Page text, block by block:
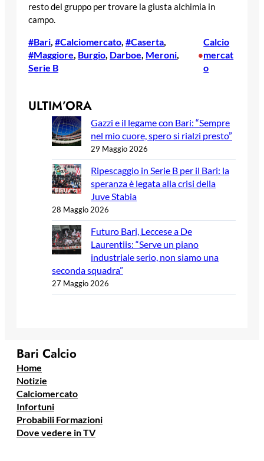
resto del gruppo per trovare la giusta alchimia in
campo.
#Bari #Calciomercato #Caserta
#Maggiore Burgio Darboe Meroni
Serie B
•
Calcio
mercat
o
ULTIM’ORA
Gazzi e il legame con Bari: “Sempre
nel mio cuore, spero si rialzi presto”
29 Maggio 2026
Ripescaggio in Serie B per il Bari: la
speranza è legata alla crisi della
Juve Stabia
28 Maggio 2026
Futuro Bari, Leccese a De
Laurentiis: “Serve un piano
industriale serio, non siamo una
seconda squadra”
27 Maggio 2026
Bari Calcio
Home
Notizie
Calciomercato
Infortuni
Probabili Formazioni
Dove vedere in TV